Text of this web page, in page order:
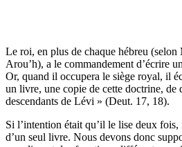
Le roi, en plus de chaque hébreu
Arou’h), a le commandement d’écrire
Or, quand il occupera le siège royal, il
un livre, une copie de cette doctrine, de
descendants de Lévi » (Deut. 17, 18).
Si l’intention était qu’il le lise deux
d’un seul livre. Nous devons donc